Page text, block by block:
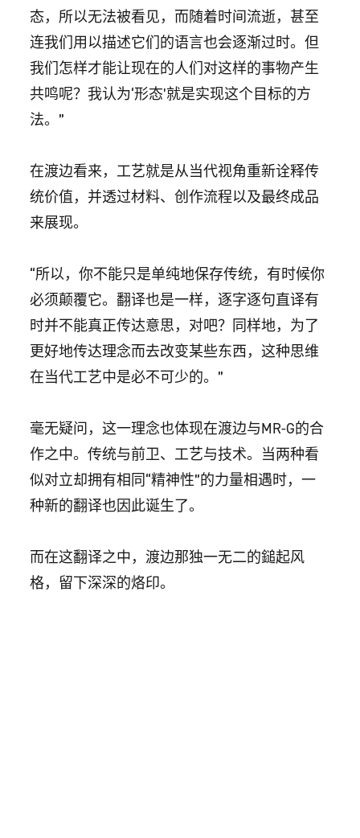
态，所以无法被看见，而随着时间流逝，甚至
连我们用以描述它们的语言也会逐渐过时。但
我们怎样才能让现在的人们对这样的事物产生
共鸣呢？我认为‘形态’就是实现这个目标的方
法。”
在渡边看来，工艺就是从当代视角重新诠释传
统价值，并透过材料、创作流程以及最终成品
来展现。
“所以，你不能只是单纯地保存传统，有时候你
必须颠覆它。翻译也是一样，逐字逐句直译有
时并不能真正传达意思，对吧？同样地，为了
更好地传达理念而去改变某些东西，这种思维
在当代工艺中是必不可少的。”
毫无疑问，这一理念也体现在渡边与MR-G的合
作之中。传统与前卫、工艺与技术。当两种看
似对立却拥有相同“精神性”的力量相遇时，一
种新的翻译也因此诞生了。
而在这翻译之中，渡边那独一无二的鎚起风
格，留下深深的烙印。